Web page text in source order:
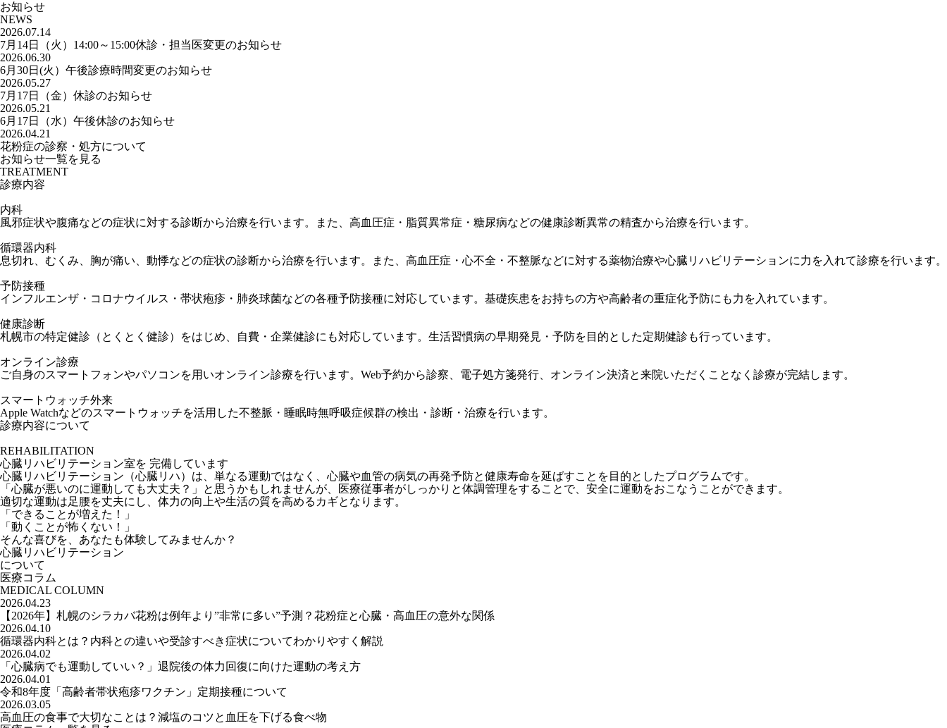
お知らせ
NEWS
2026.07.14
7月14日（火）14:00～15:00休診・担当医変更のお知らせ
2026.06.30
6月30日(火）午後診療時間変更のお知らせ
2026.05.27
7月17日（金）休診のお知らせ
2026.05.21
6月17日（水）午後休診のお知らせ
2026.04.21
花粉症の診察・処方について
お知らせ一覧を見る
TREATMENT
診療内容
内科
風邪症状や腹痛などの症状に対する診断から治療を行います。また、高血圧症・脂質異常症・糖尿病などの健康診断異常の精査から治療を行います。
循環器内科
息切れ、むくみ、胸が痛い、動悸などの症状の診断から治療を行います。また、高血圧症・心不全・不整脈などに対する薬物治療や心臓リハビリテーションに力を入れて診療を行います。
予防接種
インフルエンザ・コロナウイルス・帯状疱疹・肺炎球菌などの各種予防接種に対応しています。基礎疾患をお持ちの方や高齢者の重症化予防にも力を入れています。
健康診断
札幌市の特定健診（とくとく健診）をはじめ、自費・企業健診にも対応しています。生活習慣病の早期発見・予防を目的とした定期健診も行っています。
オンライン診療
ご自身のスマートフォンやパソコンを用いオンライン診療を行います。Web予約から診察、電子処方箋発行、オンライン決済と来院いただくことなく診療が完結します。
スマートウォッチ外来
Apple Watchなどのスマートウォッチを活用した不整脈・睡眠時無呼吸症候群の検出・診断・治療を行います。
診療内容について
REHABILITATION
心臓リハビリテーション室を 完備しています
心臓リハビリテーション（心臓リハ）は、単なる運動ではなく、心臓や血管の病気の再発予防と健康寿命を延ばすことを目的としたプログラムです。
「心臓が悪いのに運動しても大丈夫？」と思うかもしれませんが、医療従事者がしっかりと体調管理をすることで、安全に運動をおこなうことができます。
適切な運動は足腰を丈夫にし、体力の向上や生活の質を高めるカギとなります。
「できることが増えた！」
「動くことが怖くない！」
そんな喜びを、あなたも体験してみませんか？
心臓リハビリテーション
について
医療コラム
MEDICAL COLUMN
2026.04.23
【2026年】札幌のシラカバ花粉は例年より”非常に多い”予測？花粉症と心臓・高血圧の意外な関係
2026.04.10
循環器内科とは？内科との違いや受診すべき症状についてわかりやすく解説
2026.04.02
「心臓病でも運動していい？」退院後の体力回復に向けた運動の考え方
2026.04.01
令和8年度「高齢者帯状疱疹ワクチン」定期接種について
2026.03.05
高血圧の食事で大切なことは？減塩のコツと血圧を下げる食べ物